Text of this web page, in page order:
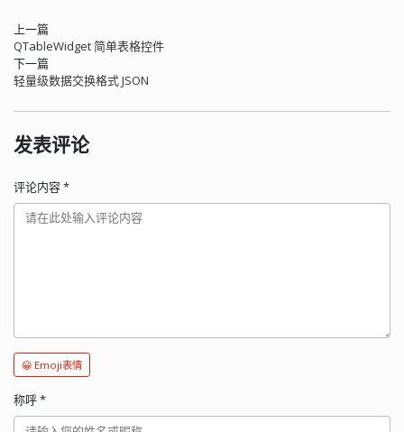
上一篇
QTableWidget 简单表格控件
下一篇
轻量级数据交换格式 JSON
发表评论
评论内容*
😀 Emoji表情
称呼*